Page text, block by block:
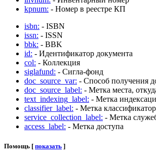
kpnum: - Номер в реестре КП
isbn: - ISBN
issn: - ISSN
bbk: - BBK
id: - Идентификатор документа
col: - Коллекция
siglafund: - Сигла-фонд
doc_source_var: - Способ получения
doc_source_label: - Метка места,
text_indexing_label: - Метка
classifier_label: - Метка
service_collection_label: - Метка
access_label: - Метка доступа
Помощь [ показать ]